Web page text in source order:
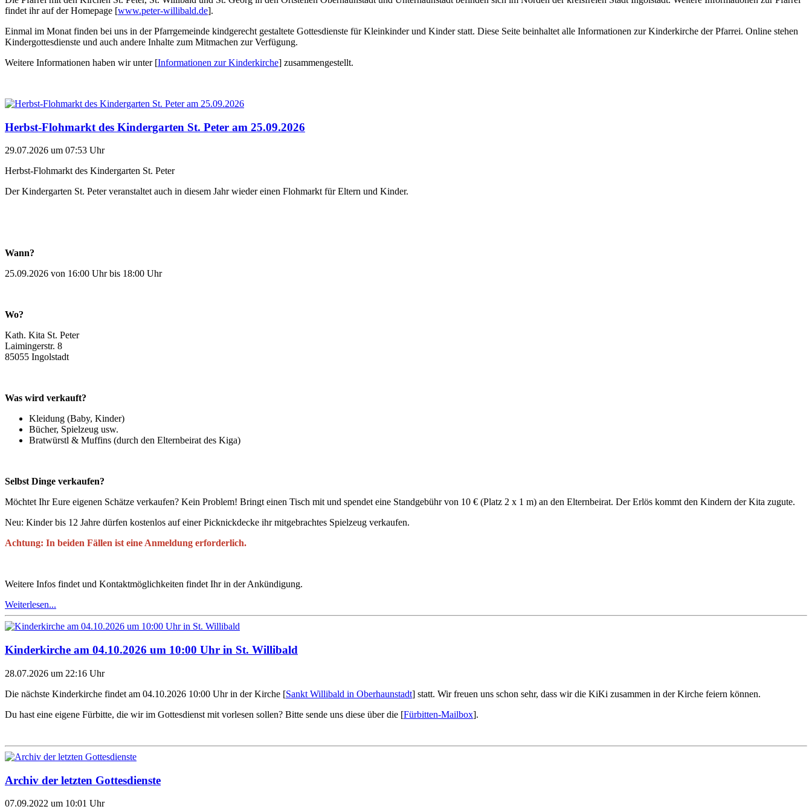
findet ihr auf der Homepage [www.peter-willibald.de].
Einmal im Monat finden bei uns in der Pfarrgemeinde kindgerecht gestaltete Gottesdienste für Kleinkinder und Kinder statt. Diese Seite beinhaltet alle Informationen zur Kinderkirche der Pfarrei. Online stehen
Kindergottesdienste und auch andere Inhalte zum Mitmachen zur Verfügung.
Weitere Informationen haben wir unter [Informationen zur Kinderkirche] zusammengestellt.
Herbst-Flohmarkt des Kindergarten St. Peter am 25.09.2026
29.07.2026 um 07:53 Uhr
Herbst-Flohmarkt des Kindergarten St. Peter
Der Kindergarten St. Peter veranstaltet auch in diesem Jahr wieder einen Flohmarkt für Eltern und Kinder.
Wann?
25.09.2026 von 16:00 Uhr bis 18:00 Uhr
Wo?
Kath. Kita St. Peter
Laimingerstr. 8
85055 Ingolstadt
Was wird verkauft?
Kleidung (Baby, Kinder)
Bücher, Spielzeug usw.
Bratwürstl & Muffins (durch den Elternbeirat des Kiga)
Selbst Dinge verkaufen?
Möchtet Ihr Eure eigenen Schätze verkaufen? Kein Problem! Bringt einen Tisch mit und spendet eine Standgebühr von 10 € (Platz 2 x 1 m) an den Elternbeirat. Der Erlös kommt den Kindern der Kita zugute.
Neu: Kinder bis 12 Jahre dürfen kostenlos auf einer Picknickdecke ihr mitgebrachtes Spielzeug verkaufen.
Achtung: In beiden Fällen ist eine Anmeldung erforderlich.
Weitere Infos findet und Kontaktmöglichkeiten findet Ihr in der Ankündigung.
Weiterlesen...
Kinderkirche am 04.10.2026 um 10:00 Uhr in St. Willibald
28.07.2026 um 22:16 Uhr
Die nächste Kinderkirche findet am 04.10.2026 10:00 Uhr in der Kirche [Sankt Willibald in Oberhaunstadt] statt. Wir freuen uns schon sehr, dass wir die KiKi zusammen in der Kirche feiern können.
Du hast eine eigene Fürbitte, die wir im Gottesdienst mit vorlesen sollen? Bitte sende uns diese über die [Fürbitten-Mailbox].
Archiv der letzten Gottesdienste
07.09.2022 um 10:01 Uhr